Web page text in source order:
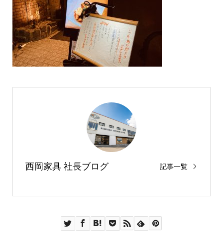
西岡家具 社長ブログ 記事一覧